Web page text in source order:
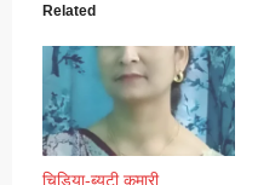
Related
चिड़िया-ब्यूटी कुमारी